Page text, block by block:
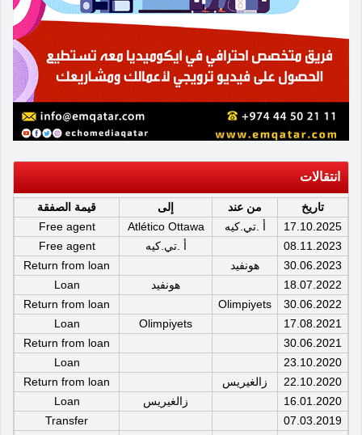
انتقالات
تاريخ من عند إلى
قيمة الصفقة
17.10.2025
أ .تي.كيه Atlético Ottawa
Free agent
08.11.2023
أ .تي.كيه
Free agent
30.06.2023
هونفيد
Return from loan
18.07.2022
هونفيد
Loan
30.06.2022
Olimpiyets
Return from loan
17.08.2021
Olimpiyets
Loan
30.06.2021
Return from loan
23.10.2020
Loan
22.10.2020
زالغيريس
Return from loan
16.01.2020
زالغيريس
Loan
07.03.2019
Transfer